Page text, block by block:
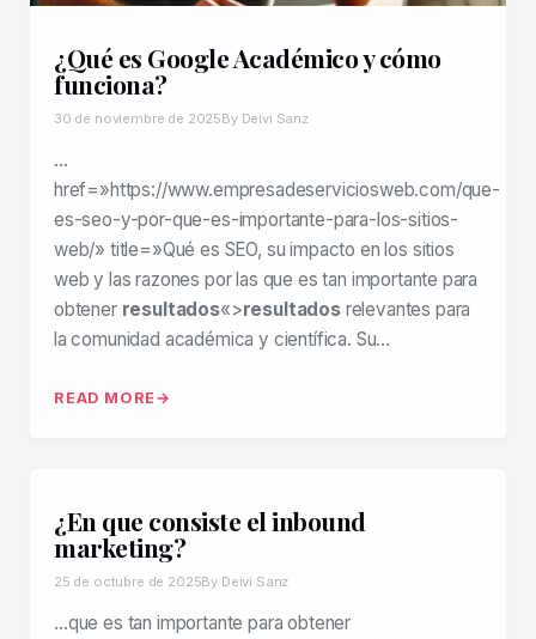
¿Qué es Google Académico y cómo
funciona?
30 de noviembre de 2025By Deivi Sanz
…
href=»https://www.empresadeserviciosweb.com/que-
es-seo-y-por-que-es-importante-para-los-sitios-
web/» title=»Qué es SEO, su impacto en los sitios
web y las razones por las que es tan importante para
obtener resultados«>resultadosrelevantes para
la comunidad académica y científica. Su…
READ MORE
¿En que consiste el inbound
marketing?
25 de octubre de 2025By Deivi Sanz
…que es tan importante para obtener